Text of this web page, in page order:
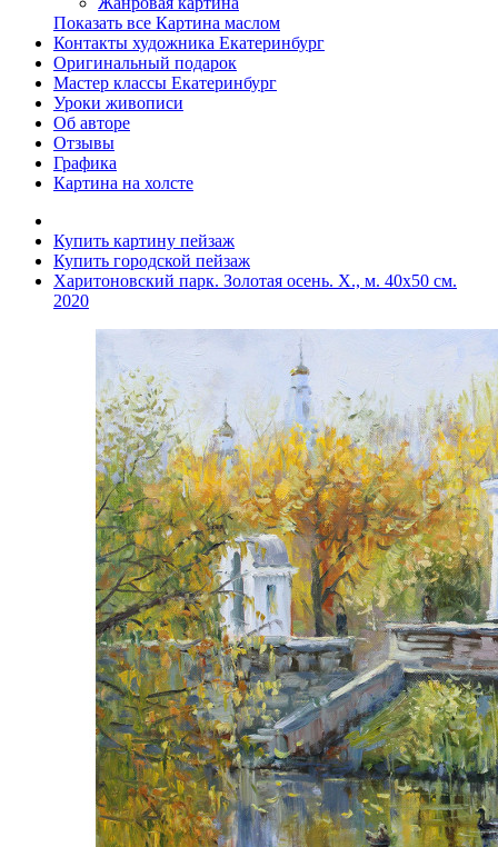
Показать все Картина маслом
Контакты художника Екатеринбург
Оригинальный подарок
Мастер классы Екатеринбург
Уроки живописи
Об авторе
Отзывы
Графика
Картина на холсте
Купить картину пейзаж
Купить городской пейзаж
Харитоновский парк. Золотая осень. Х., м. 40х50 см.
2020